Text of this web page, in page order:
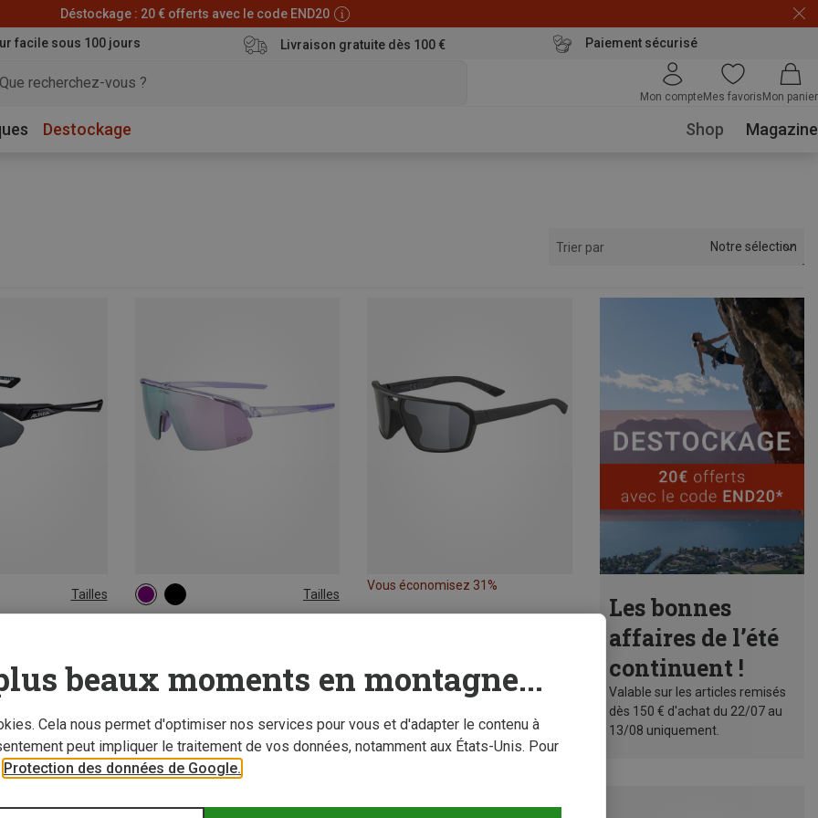
Déstockage : 20 € offerts avec le code END20
facile sous 100 jours Livraison gratuite dès 100 € Paiement sécurisé
Mon compteMes favoris Mon panier
Destockage Shop Magazine
Trier par Notre sélection
Tailles Tailles
ONE SIZE
Vous économisez 31%
Les bonnes
affaires de l’été
continuent !
Valable sur les articles remisés
dès 150 € d'achat du 22/07 au
13/08 uniquement.
beaux moments en montagne...
Cela nous permet d'optimiser nos services pour vous et d'adapter le contenu à
peut impliquer le traitement de vos données, notamment aux États-Unis. Pour
Protection des données de Google.